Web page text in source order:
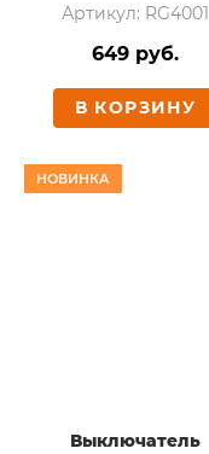
Артикул: RG4001
649 руб.
В КОРЗИНУ
НОВИНКА
Выключатель